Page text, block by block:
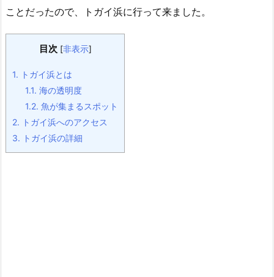
ことだったので、トガイ浜に行って来ました。
目次 [非表示]
1. トガイ浜とは
1.1. 海の透明度
1.2. 魚が集まるスポット
2. トガイ浜へのアクセス
3. トガイ浜の詳細